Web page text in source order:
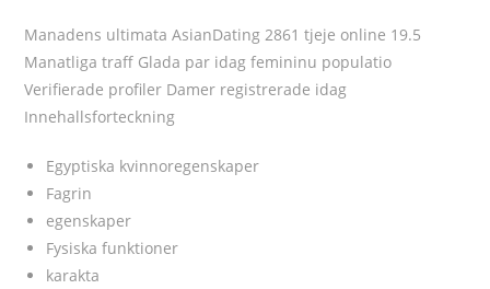
Manadens ultimata AsianDating 2861 tjeje online 19.5
Manatliga traff Glada par idag femininu populatio
Verifierade profiler Damer registrerade idag
Innehallsforteckning
Egyptiska kvinnoregenskaper
Fagrin
egenskaper
Fysiska funktioner
karakta